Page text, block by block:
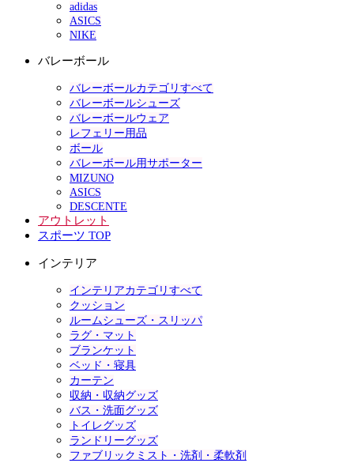
adidas
ASICS
NIKE
バレーボール
バレーボールカテゴリすべて
バレーボールシューズ
バレーボールウェア
レフェリー用品
ボール
バレーボール用サポーター
MIZUNO
ASICS
DESCENTE
アウトレット
スポーツ TOP
インテリア
インテリアカテゴリすべて
クッション
ルームシューズ・スリッパ
ラグ・マット
ブランケット
ベッド・寝具
カーテン
収納・収納グッズ
バス・洗面グッズ
トイレグッズ
ランドリーグッズ
ファブリックミスト・洗剤・柔軟剤